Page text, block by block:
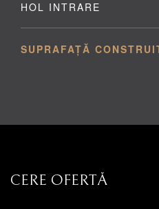
HOL INTRARE
SUPRAFAȚĂ
CERE OFERTĂ